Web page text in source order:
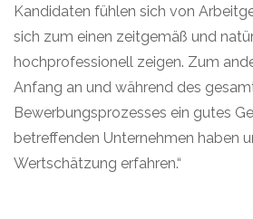
Kandidaten fühlen sich von
sich zum einen zeitgemäß und
hochprofessionell zeigen. Zum
Anfang an und während des
Bewerbungsprozesses ein gutes
betreffenden Unternehmen haben
Wertschätzung erfahren.“